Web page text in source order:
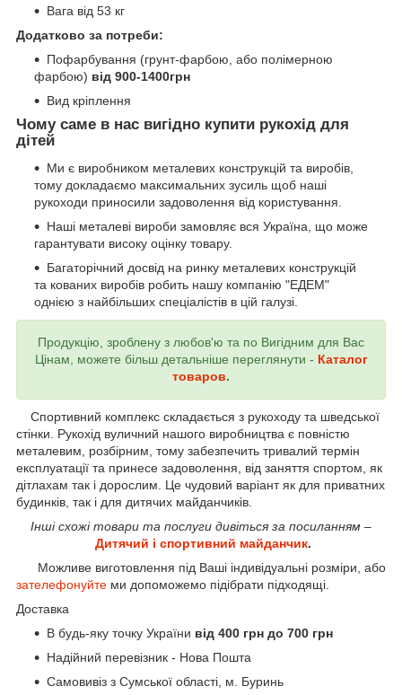
Вага від 53 кг
Додатково за потреби:
Пофарбування (грунт-фарбою, або полімерною
фарбою) від 900-1400грн
Вид кріплення
Чому саме в нас вигідно купити рукохід для
дітей
Ми є виробником металевих конструкцій та виробів,
тому докладаємо максимальних зусиль щоб наші
рукоходи приносили задоволення від користування.
Наші металеві вироби замовляє вся Україна, що може
гарантувати високу оцінку товару.
Багаторічний досвід на ринку металевих конструкцій
та кованих виробів робить нашу компанію "ЕДЕМ"
однією з найбільших спеціалістів в цій галузі.
Продукцію, зроблену з любов'ю та по Вигідним для Вас
Цінам, можете більш детальніше переглянути - Каталог
товаров.
Спортивний комплекс складається з рукоходу та шведської
стінки. Рукохід вуличний нашого виробництва є повністю
металевим, розбірним, тому забезпечить тривалий термін
експлуатації та принесе задоволення, від заняття спортом, як
дітлахам так і дорослим. Це чудовий варіант як для приватних
будинків, так і для дитячих майданчиків.
Інші схожі товари та послуги дивіться за посиланням –
Дитячий і спортивний майданчик.
Можливе виготовлення під Ваші індивідуальні розміри, або
зателефонуйте ми допоможемо підібрати підходящі.
Доставка
В будь-яку точку України від 400 грн до 700 грн
Надійний перевізник - Нова Пошта
Самовивіз з Сумської області, м. Буринь